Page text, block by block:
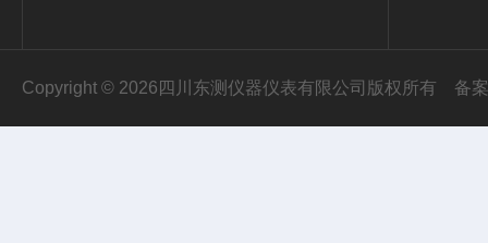
Copyright © 2026四川东测仪器仪表有限公司版权所有 备